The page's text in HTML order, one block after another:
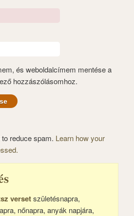
és weboldalcímem mentése a
hozzászólásomhoz.
reduce spam. Learn how your
versetszületésnapra,
nőnapra, anyák napjára,